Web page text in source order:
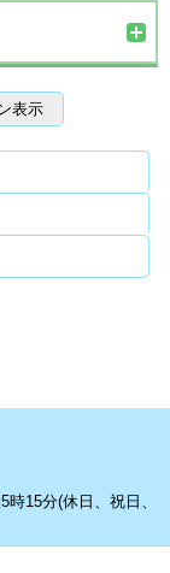
表示
15分(休日、祝日、